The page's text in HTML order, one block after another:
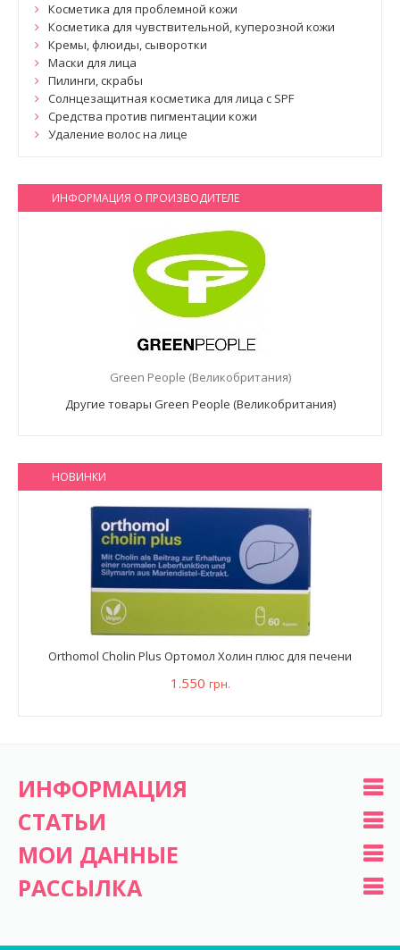
Косметика для проблемной кожи
Косметика для чувствительной, куперозной кожи
Кремы, флюиды, сыворотки
Маски для лица
Пилинги, скрабы
Солнцезащитная косметика для лица с SPF
Средства против пигментации кожи
Удаление волос на лице
ИНФОРМАЦИЯ О ПРОИЗВОДИТЕЛЕ
Green People (Великобритания)
Другие товары Green People (Великобритания)
НОВИНКИ
Orthomol Cholin Plus Ортомол Холин плюс для печени
1.550 грн.
ИНФОРМАЦИЯ
СТАТЬИ
МОИ ДАННЫЕ
РАССЫЛКА